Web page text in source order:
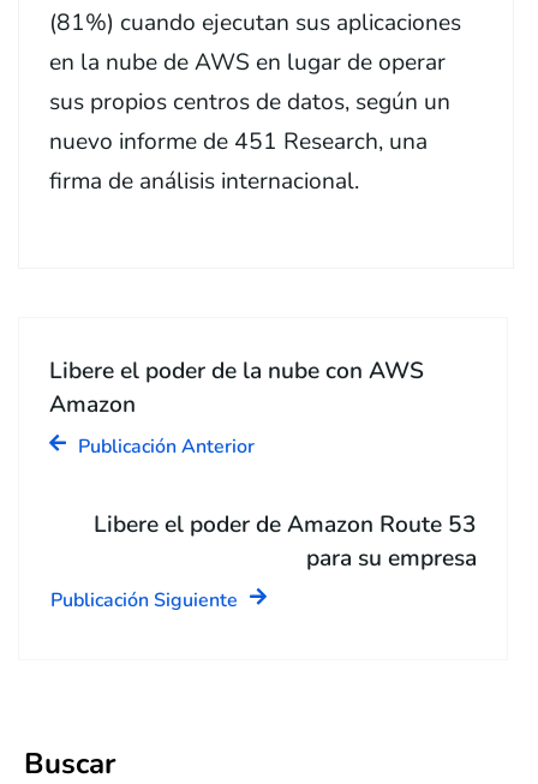
(81%) cuando ejecutan sus aplicaciones
en la nube de AWS en lugar de operar
sus propios centros de datos, según un
nuevo informe de 451 Research, una
firma de análisis internacional.
Libere el poder de la nube con AWS
Amazon
Publicación Anterior
Libere el poder de Amazon Route 53
para su empresa
Publicación Siguiente
Buscar